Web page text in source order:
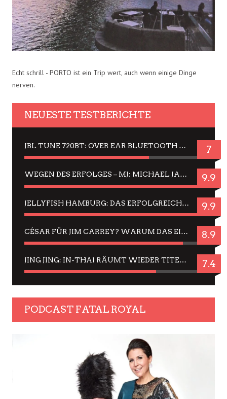
Echt schrill - PORTO ist ein Trip wert, auch wenn einige Dinge
nerven.
NEUESTE TESTBERICHTE
JBL TUNE 720BT: OVER EAR BLUETOOTH KOPFHÖRER UM DIE 50,-€ IM DAUER-TEST 7
WEGEN DES ERFOLGES – MJ: MICHAEL JACKSON MUSICAL IN EINER MATINEE SEHEN 9.9
JELLYFISH HAMBURG: DAS ERFOLGREICHE SOMMER-MENÜ 2025 IN GEFÜHLEN UND BILDERN 9.9
CÉSAR FÜR JIM CARREY? WARUM DAS EINER DER NERVIGSTEN ACTORS IST UND BLEIBT 8.9
JING JING: IN-THAI RÄUMT WIEDER TITEL AB – EIN ZWEI-STUNDEN-ERLEBNISBERICHT 7.4
PODCAST FATAL ROYAL